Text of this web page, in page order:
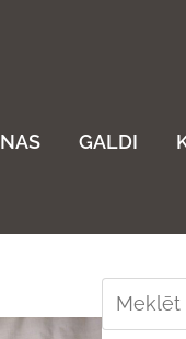
GALDI